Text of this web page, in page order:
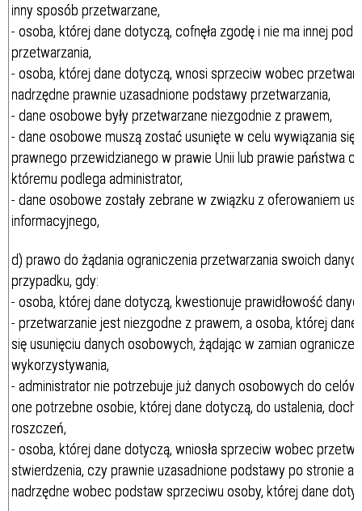
inny sposób przetwarzane,
- osoba, której dane dotyczą, cofnęła zgodę i nie ma innej
przetwarzania,
- osoba, której dane dotyczą, wnosi sprzeciw wobec
nadrzędne prawnie uzasadnione podstawy przetwarzania,
- dane osobowe były przetwarzane niezgodnie z prawem,
- dane osobowe muszą zostać usunięte w celu wywiązania się
prawnego przewidzianego w prawie Unii lub prawie państwa
któremu podlega administrator,
- dane osobowe zostały zebrane w związku z oferowaniem
informacyjnego,
d) prawo do żądania ograniczenia przetwarzania swoich
przypadku, gdy:
- osoba, której dane dotyczą, kwestionuje prawidłowość
- przetwarzanie jest niezgodne z prawem, a osoba, której
się usunięciu danych osobowych, żądając w zamian
wykorzystywania,
- administrator nie potrzebuje już danych osobowych do celów
one potrzebne osobie, której dane dotyczą, do ustalenia,
roszczeń,
- osoba, której dane dotyczą, wniosła sprzeciw wobec
stwierdzenia, czy prawnie uzasadnione podstawy po stronie
nadrzędne wobec podstaw sprzeciwu osoby, której dane